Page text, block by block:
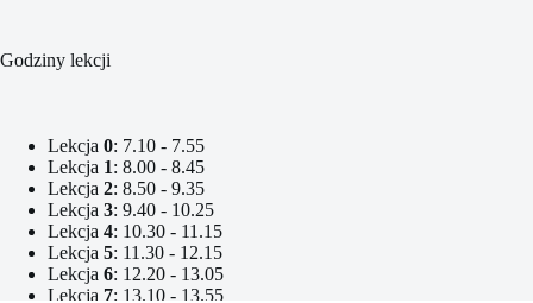
Godziny lekcji
Lekcja 0: 7.10 - 7.55
Lekcja 1: 8.00 - 8.45
Lekcja 2: 8.50 - 9.35
Lekcja 3: 9.40 - 10.25
Lekcja 4: 10.30 - 11.15
Lekcja 5: 11.30 - 12.15
Lekcja 6: 12.20 - 13.05
Lekcja 7: 13.10 - 13.55